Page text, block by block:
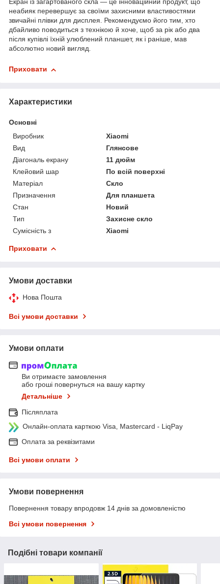
Екран із загартованого скла — це інноваційний продукт, що
неабияк перевершує за своїми захисними властивостями
звичайні плівки для дисплея. Рекомендуємо його тим, хто
дбайливо поводиться з технікою й хоче, щоб за рік або два
після купівлі їхній улюблений планшет, як і раніше, мав
абсолютно новий вигляд.
Приховати
Характеристики
Основні
Виробник
Xiaomi
Вид
Глянсове
Діагональ екрану
11 дюйм
Клейовий шар
По всій поверхні
Матеріал
Скло
Призначення
Для планшета
Стан
Новий
Тип
Захисне скло
Сумісність з
Xiaomi
Приховати
Умови доставки
Нова Пошта
Всі умови доставки
Умови оплати
Ви отримаєте замовлення
або гроші повернуться на вашу картку
Детальніше
Післяплата
Онлайн-оплата карткою Visa, Mastercard - LiqPay
Оплата за реквізитами
Всі умови оплати
Умови повернення
Повернення товару впродовж 14 днів за домовленістю
Всі умови повернення
Подібні товари компанії